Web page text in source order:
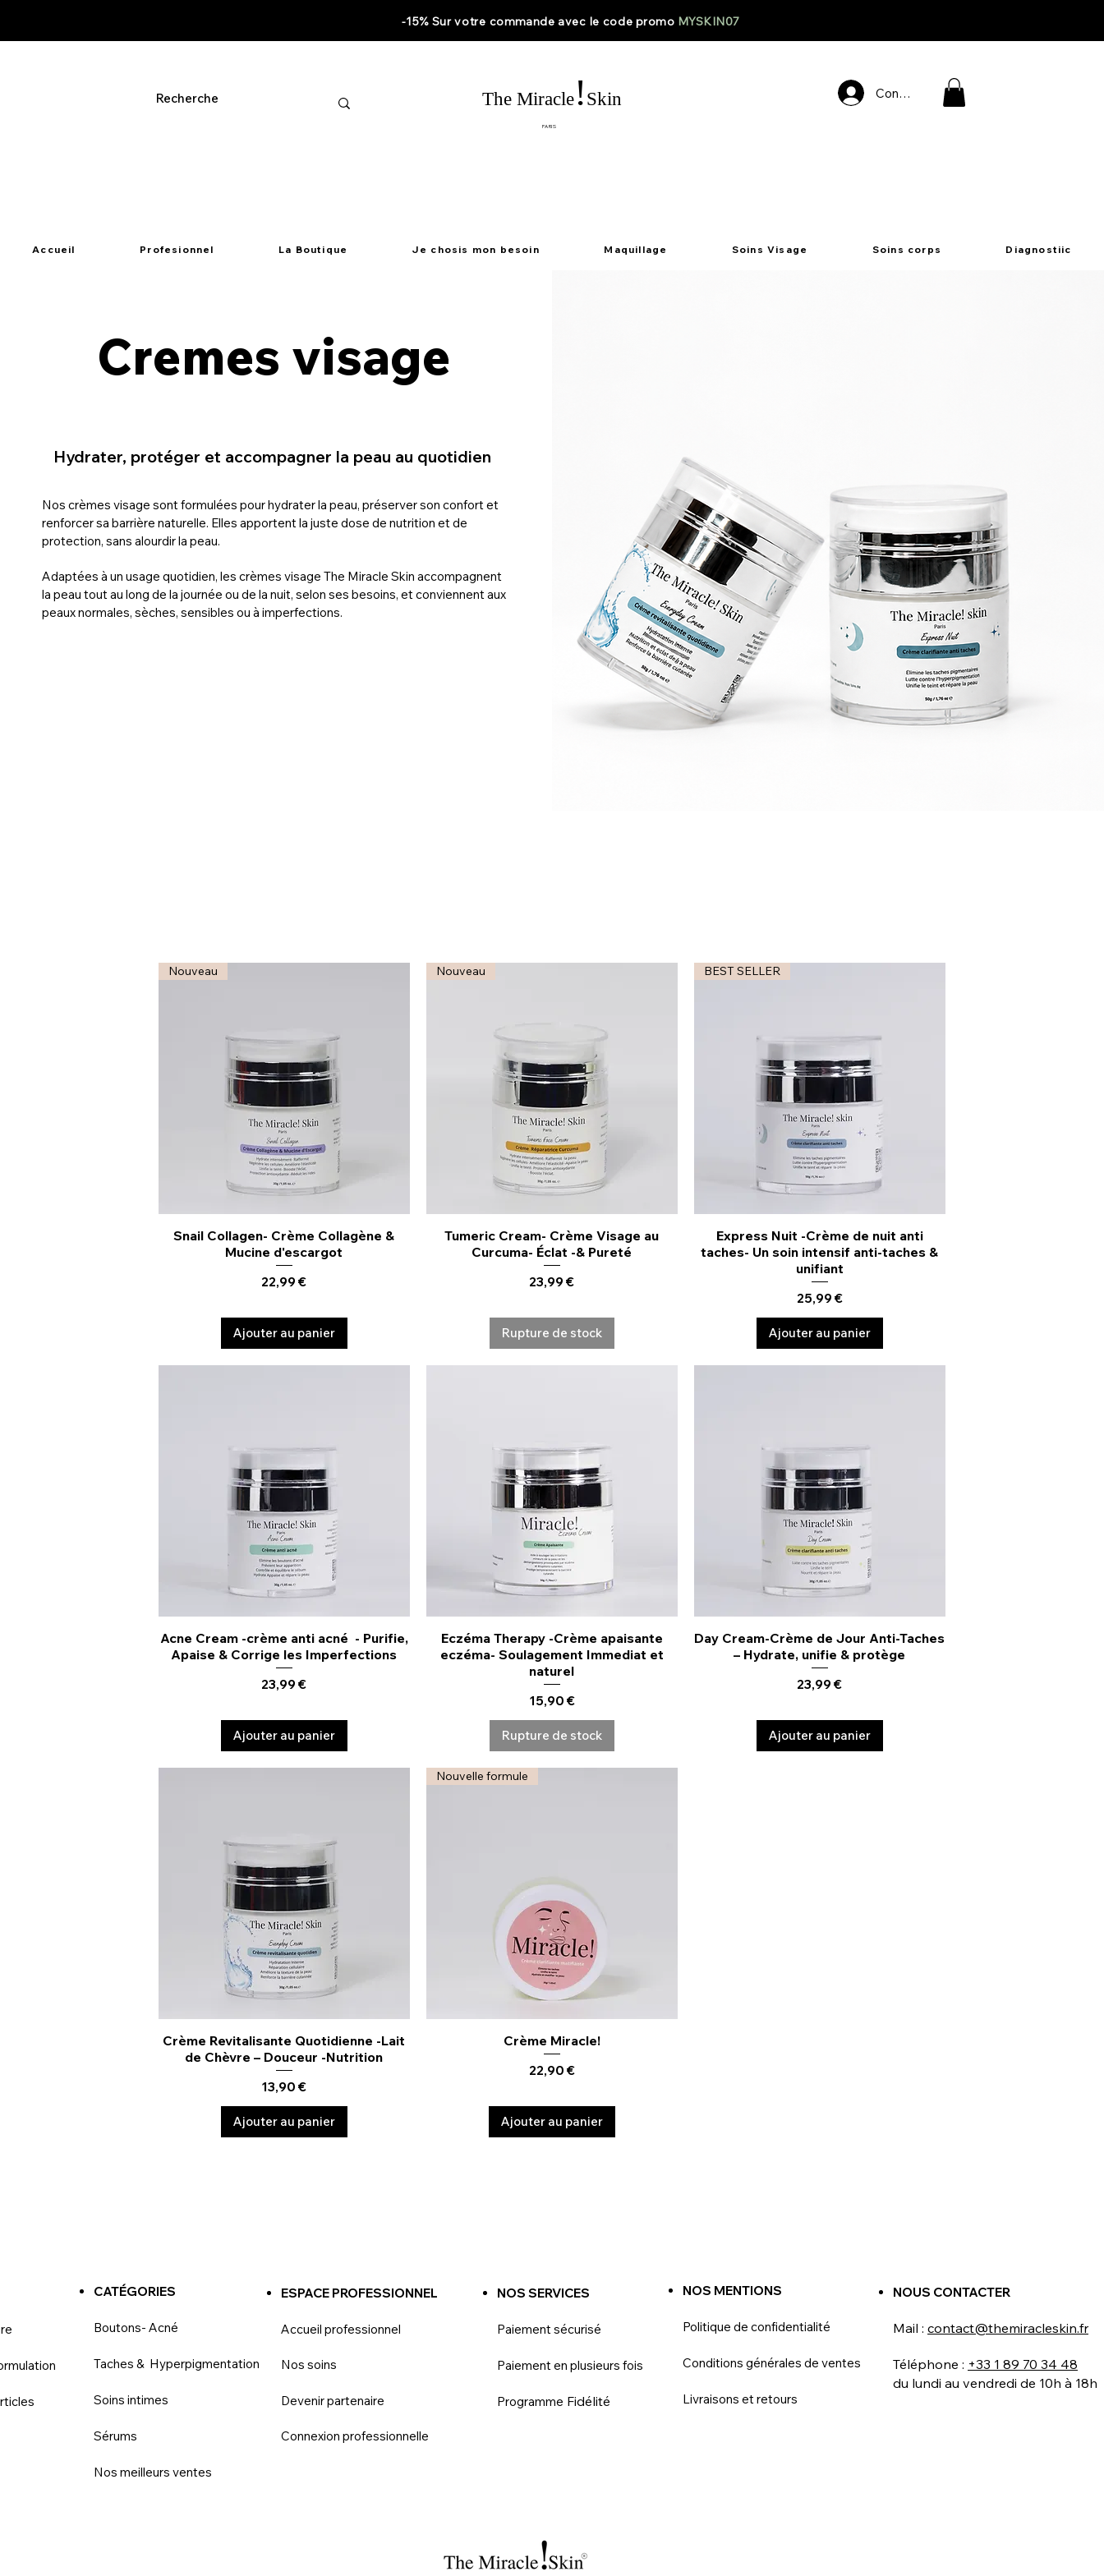
-15% Sur votre commande avec le code promo MYSKIN07
The Miracle ! Skin
PARIS
Connexion
Accueil Profesionnel La Boutique Je chosis mon besoin Maquillage Soins Visage Soins corps Diagnostiic
Cremes visage
Hydrater, protéger et accompagner la peau au quotidien
Nos crèmes visage sont formulées pour hydrater la peau, préserver son confort et
renforcer sa barrière naturelle. Elles apportent la juste dose de nutrition et de
protection, sans alourdir la peau.
Adaptées à un usage quotidien, les crèmes visage The Miracle Skin accompagnent
la peau tout au long de la journée ou de la nuit, selon ses besoins, et conviennent aux
peaux normales, sèches, sensibles ou à imperfections.
Aperçu rapide
Nouveau
Snail Collagen- Crème Collagène &
Mucine d'escargot
Prix
22,99 €
Ajouter au panier
Aperçu rapide
Nouveau
Tumeric Cream- Crème Visage au
Curcuma- Éclat -& Pureté
Prix
23,99 €
Rupture de stock
Aperçu rapide
BEST SELLER
Express Nuit -Crème de nuit anti
taches- Un soin intensif anti-taches &
unifiant
Prix
25,99 €
Ajouter au panier
Aperçu rapide
Acne Cream -crème anti acné - Purifie,
Apaise & Corrige les Imperfections
Prix
23,99 €
Ajouter au panier
Aperçu rapide
Eczéma Therapy -Crème apaisante
eczéma- Soulagement Immediat et
naturel
Prix
15,90 €
Rupture de stock
Aperçu rapide
Day Cream-Crème de Jour Anti-Taches
– Hydrate, unifie & protège
Prix
23,99 €
Ajouter au panier
Aperçu rapide
Crème Revitalisante Quotidienne -Lait
de Chèvre – Douceur -Nutrition
Prix
13,90 €
Ajouter au panier
Aperçu rapide
Nouvelle formule
Crème Miracle!
Prix
22,90 €
Ajouter au panier
CATÉGORIES
Boutons- Acné
Taches & Hyperpigmentation
Soins intimes
Sérums
Nos meilleurs ventes
NOUS CONTACTER
Mail : contact@themiracleskin.fr
Téléphone : +33 1 89 70 34 48
du lundi au vendredi de 10h à 18h
NOS SERVICES
Paiement sécurisé
Paiement en plusieurs fois
Programme Fidélité
NOS MENTIONS
Politique de confidentialité
Conditions générales de ventes
Livraisons et retours
ESPACE PROFESSIONNEL
Accueil professionnel
Nos soins
Devenir partenaire
Connexion professionnelle